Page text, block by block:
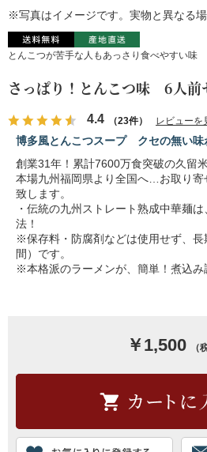
※写真はイメージです。実物と異なる場
とんこつが苦手な人もあっさり食べやすい味
さっぱり！とんこつ味 6人前
4.4 （23件） レビューを
博多風とんこつスープ クセの無い味
創業31年！累計7600万食突破の久留
本場九州福岡県より全国へ…お取り寄
致します。
・伝統の九州ストレート熟成中華麺
法！
※保存料・防腐剤などは使用せず、長
間）です。
※本格派のラーメンが、簡単！煮込み
￥1,500 （